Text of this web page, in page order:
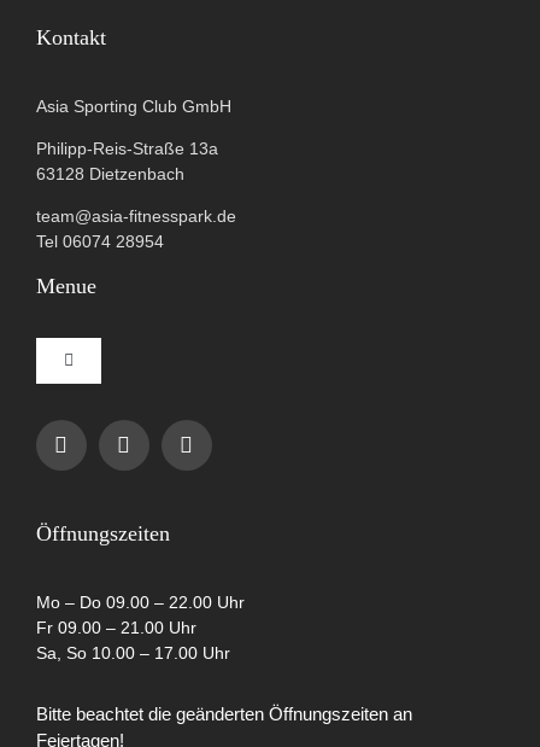
Kontakt
Asia Sporting Club GmbH
Philipp-Reis-Straße 13a
63128 Dietzenbach
team@asia-fitnesspark.de
Tel 06074 28954
Menue
Toggle
Navigation
Impressum
Cookie-Richtlinie (EU)
Partner
Öffnungszeiten
Mo – Do 09.00 – 22.00 Uhr
Fr 09.00 – 21.00 Uhr
Sa, So 10.00 – 17.00 Uhr
Bitte beachtet die geänderten Öffnungszeiten an
Feiertagen!